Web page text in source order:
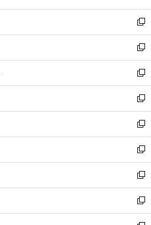
開
く
ウ
で
開
く
ン
ド
ウ
で
開
く
し
い
ウ
ィ
ン
ド
ウ
で
開
く
新
し
い
ウ
ィ
ン
ド
ウ
で
開
く
新
し
い
ウ
ィ
ン
ド
ウ
で
開
く
新
し
い
ウ
ィ
ン
ド
ウ
で
開
く
新
し
い
ウ
ィ
ン
ド
ウ
で
開
新
し
い
ウ
ィ
ン
ド
ウ
新
し
い
ウ
ィ
ン
新
し
い
ウ
新
し